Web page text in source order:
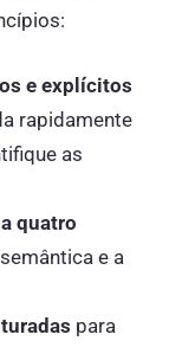
e explícitos
rapidamente
as
quatro
e a
para